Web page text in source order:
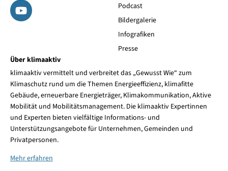
Podcast
Bildergalerie
Infografiken
Presse
Über klimaaktiv
klimaaktiv vermittelt und verbreitet das „Gewusst Wie“ zum
Klimaschutz rund um die Themen Energieeffizienz, klimafitte
Gebäude, erneuerbare Energieträger, Klimakommunikation, Aktive
Mobilität und Mobilitätsmanagement. Die klimaaktiv Expertinnen
und Experten bieten vielfältige Informations- und
Unterstützungsangebote für Unternehmen, Gemeinden und
Privatpersonen.
Mehr erfahren